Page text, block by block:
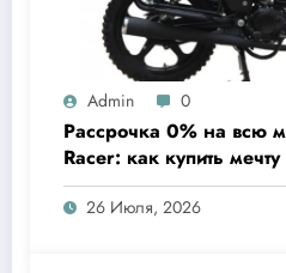
Admin 0
Рассрочка 0% на всю
Racer: как купить
26 Июля, 2026